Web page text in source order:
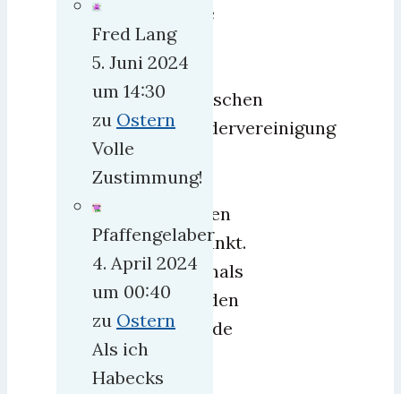
Hilfe
bei
der
deutschen
Wiedervereinigung
20
Jahren
gedankt.
Niemals
würden
gerade
Fred Lang
5. Juni 2024
um 14:30
zu Ostern
Volle
Zustimmung!
Pfaffengelaber
4. April 2024
um 00:40
zu Ostern
Als ich
Habecks